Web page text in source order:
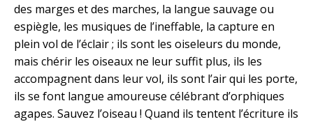
des marges et des marches, la langue sauvage ou
espiègle, les musiques de l’ineffable, la capture en
plein vol de l’éclair ; ils sont les oiseleurs du monde,
mais chérir les oiseaux ne leur suffit plus, ils les
accompagnent dans leur vol, ils sont l’air qui les porte,
ils se font langue amoureuse célébrant d’orphiques
agapes. Sauvez l’oiseau ! Quand ils tentent l’écriture ils